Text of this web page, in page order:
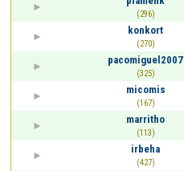
(296)
konkort
(270)
pacomiguel2007
(325)
micomis
(167)
marritho
(113)
irbeha
(427)